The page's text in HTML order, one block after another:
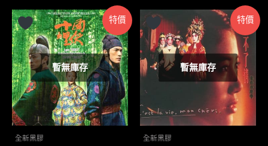
特價
暫無庫存
全新黑膠
特價
暫無庫存
全新黑膠